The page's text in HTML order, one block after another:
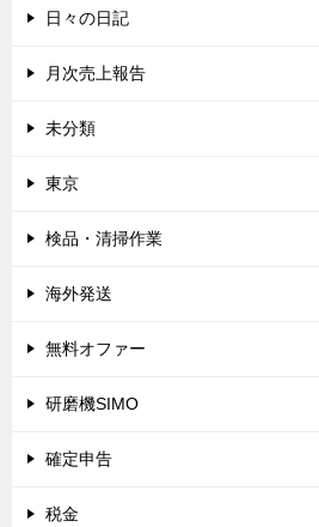
日々の日記
月次売上報告
未分類
東京
検品・清掃作業
海外発送
無料オファー
研磨機SIMO
確定申告
税金